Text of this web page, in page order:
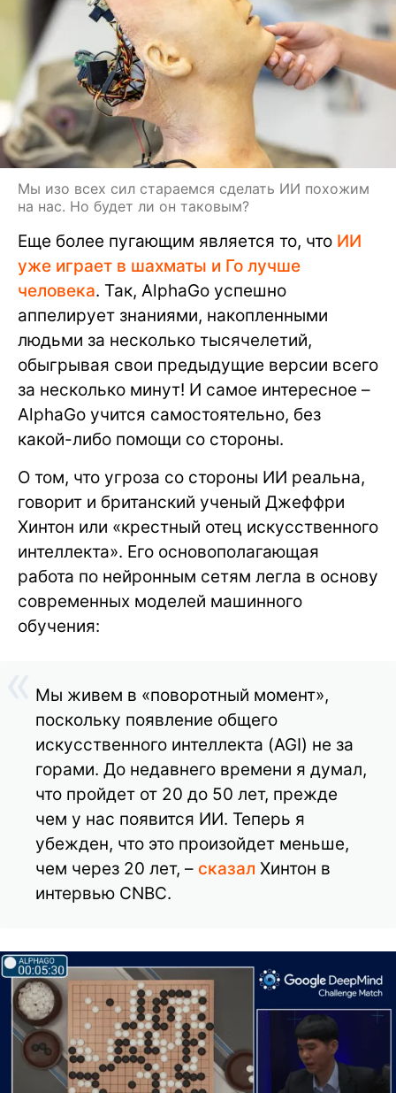
Мы изо всех сил стараемся сделать ИИ похожим
на нас. Но будет ли он таковым?
Еще более пугающим является то, что ИИ
уже играет в шахматы и Го лучше
человека. Так, AlphaGo успешно
аппелирует знаниями, накопленными
людьми за несколько тысячелетий,
обыгрывая свои предыдущие версии всего
за несколько минут! И самое интересное –
AlphaGo учится самостоятельно, без
какой-либо помощи со стороны.
О том, что угроза со стороны ИИ реальна,
говорит и британский ученый Джеффри
Хинтон или «крестный отец искусственного
интеллекта». Его основополагающая
работа по нейронным сетям легла в основу
современных моделей машинного
обучения:
Мы живем в «поворотный момент»,
поскольку появление общего
искусственного интеллекта (AGI) не за
горами. До недавнего времени я думал,
что пройдет от 20 до 50 лет, прежде
чем у нас появится ИИ. Теперь я
убежден, что это произойдет меньше,
чем через 20 лет, – сказал Хинтон в
интервью CNBC.